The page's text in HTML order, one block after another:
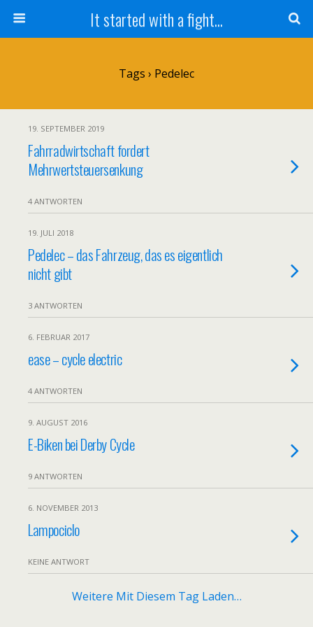
It started with a fight...
Tags › Pedelec
19. SEPTEMBER 2019
Fahrradwirtschaft fordert
Mehrwertsteuersenkung
4 ANTWORTEN
19. JULI 2018
Pedelec – das Fahrzeug, das es eigentlich
nicht gibt
3 ANTWORTEN
6. FEBRUAR 2017
ease – cycle electric
4 ANTWORTEN
9. AUGUST 2016
E-Biken bei Derby Cycle
9 ANTWORTEN
6. NOVEMBER 2013
Lampociclo
KEINE ANTWORT
Weitere Mit Diesem Tag Laden…